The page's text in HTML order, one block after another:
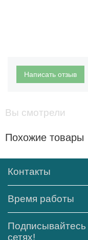
Написать отзыв
Вы смотрели
Похожие товары
Контакты
Время работы
сетях!